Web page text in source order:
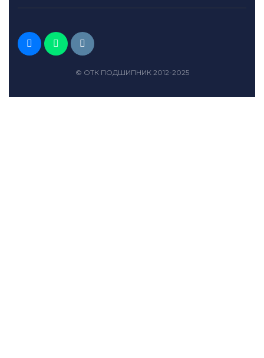
© ОТК ПОДШИПНИК 2012-2025